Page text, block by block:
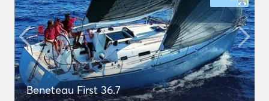
Beneteau First 36.7